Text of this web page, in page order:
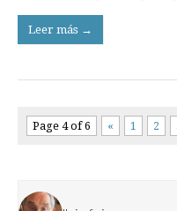
Leer más →
Page 4 of 6 « 1 2